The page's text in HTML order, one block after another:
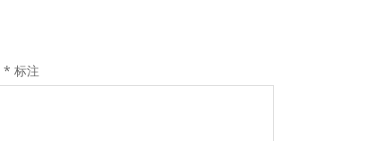
* 标注